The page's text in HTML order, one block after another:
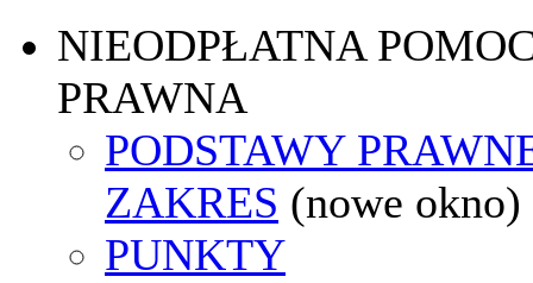
NIEODPŁATNA
PRAWNA
PODSTAWY
ZAKRES (nowe okno)
PUNKTY